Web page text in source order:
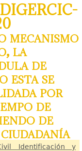
mecanismo
la
de
esta se
por
de
de
Identificación y